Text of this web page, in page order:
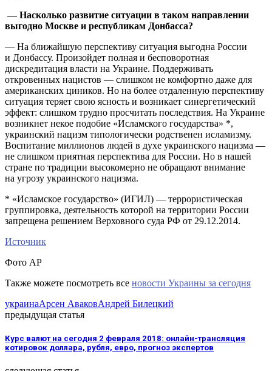
— Насколько развитие ситуации в таком направлении
выгодно Москве и республикам Донбасса?
— На ближайшую перспективу ситуация выгодна России
и Донбассу. Произойдет полная и бесповоротная
дискредитация власти на Украине. Поддерживать
откровенных нацистов — слишком не комфортно даже для
американских циников. Но на более отдаленную перспективу
ситуация теряет свою ясность и возникает синергетический
эффект: слишком трудно просчитать последствия. На Украине
возникнет некое подобие «Исламского государства» *,
украинский нацизм типологически родственен исламизму.
Воспитание миллионов людей в духе украинского нацизма —
не слишком приятная перспектива для России. Но в нашей
стране по традиции высокомерно не обращают внимание
на угрозу украинского нацизма.
* «Исламское государство» (ИГИЛ) — террористическая
группировка, деятельность которой на территории России
запрещена решением Верховного суда РФ от 29.12.2014.
Источник
Фото АР
Также можете посмотреть все новости Украины за сегодня
украинаАрсен АваковАндрей Билецкий
предыдущая статья
Курс валют на сегодня 2 февраля 2018: онлайн-трансляция
котировок доллара, рубля, евро, прогноз экспертов